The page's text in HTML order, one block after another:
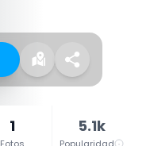
1
Fotos
5.1k
Popularidad